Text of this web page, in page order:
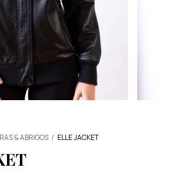
& ABRIGOS / ELLE JACKET